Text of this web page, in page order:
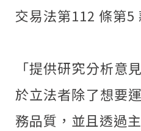
交易法第112 條第5
「提供研究分析意
於立法者除了想要
務品質，並且透過